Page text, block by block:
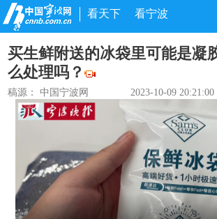
看天下 看宁波
买生鲜附送的冰袋里可能是凝
么处理吗？
稿源： 中国宁波网 2023-10-09 20:21:00